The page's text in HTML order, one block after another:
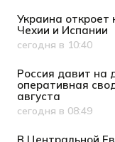
Украина
Чехии и Испании
Дата публикации
сегодня в 10:40
Россия давит на
оперативная
августа
Дата публикации
сегодня в 08:49